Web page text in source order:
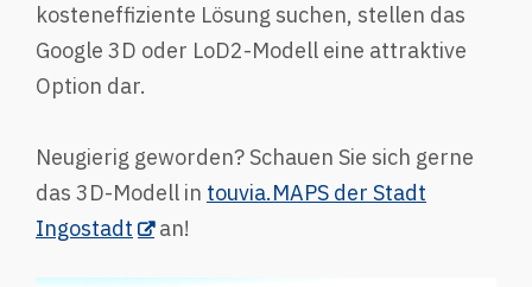
kosteneffiziente Lösung suchen, stellen das
Google 3D oder LoD2-Modell eine attraktive
Option dar.
Neugierig geworden? Schauen Sie sich gerne
das 3D-Modell in touvia.MAPS der Stadt
Ingostadt
an!